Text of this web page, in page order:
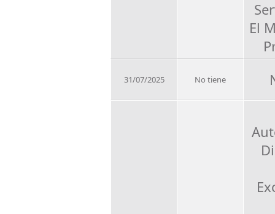
El
31/07/2025 No tiene